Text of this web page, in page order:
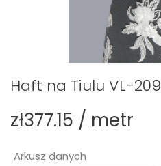
Haft na Tiulu VL-209
zł377.15 / metr
Arkusz danych